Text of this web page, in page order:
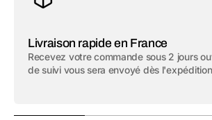
Livraison rapide en France
Recevez votre commande sous 2 jours
de suivi vous sera envoyé dès